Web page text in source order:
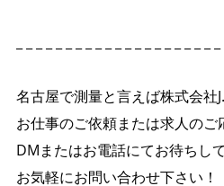
名古屋で測量と言えば株式会社
お仕事のご依頼または求人のご
DMまたはお電話にてお待ちし
お気軽にお問い合わせ下さい！